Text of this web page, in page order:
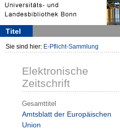
Titel
Sie sind hier: E-Pflicht-Sammlung
Elektronische
Zeitschrift
Gesamttitel
Amtsblatt der Europäischen
Union